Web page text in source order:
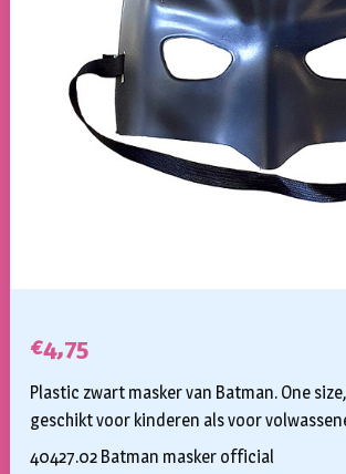
€4,75
Plastic zwart masker van Batman. One
geschikt voor kinderen als voor
40427.02 Batman masker official